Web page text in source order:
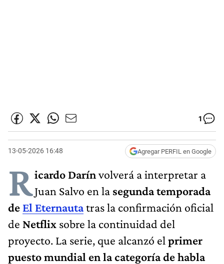
1
13-05-2026 16:48 Agregar PERFIL en Google
Ricardo Darínvolverá a interpretar a
Juan Salvo en la segunda temporada
de El Eternautatras la confirmación oficial
de Netflix sobre la continuidad del
proyecto. La serie, que alcanzó el primer
puesto mundial en la categoría de habla